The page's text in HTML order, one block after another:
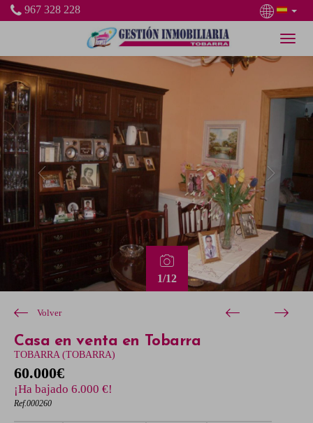
967 328 228
1/12
Previous Next
Volver
Casa en venta en Tobarra
TOBARRA (TOBARRA)
60.000€
¡Ha bajado 6.000 €!
Ref.000260